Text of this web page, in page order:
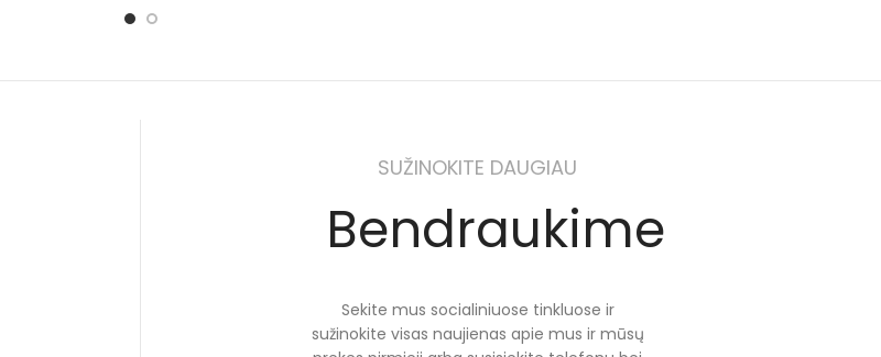
SUŽINOKITE DAUGIAU
Bendraukime
Sekite mus socialiniuose tinkluose ir
sužinokite visas naujienas apie mus ir mūsų